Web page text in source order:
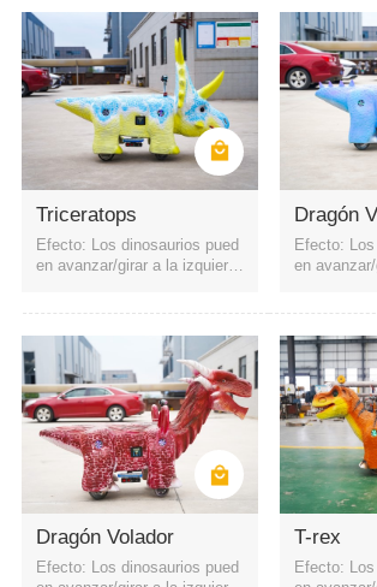
Triceratops
Efecto: Los dinosaurios pued
en avanzar/girar a la izquierd
QR o control remoto. Cuatro f
aros
Dragón
Efecto:
en avanzar/
QR o
aros
Dragón Volador
Efecto: Los dinosaurios pued
T-rex
Efecto: